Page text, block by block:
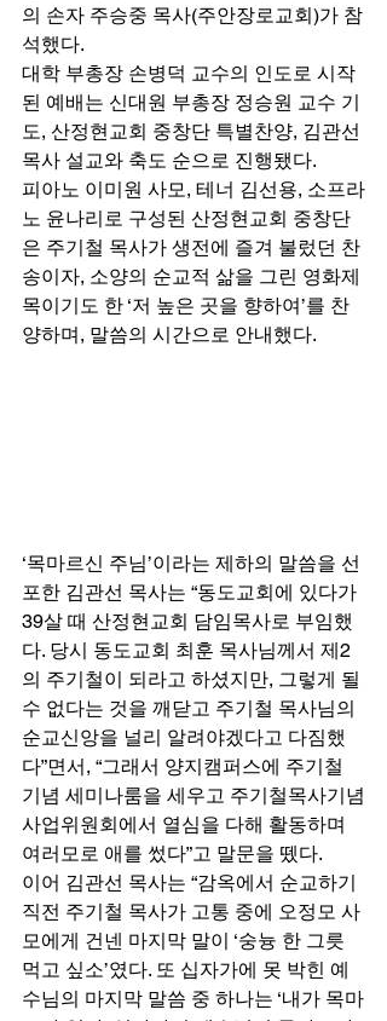
의 손자 주승중 목사(주안장로교회)가 참
석했다.
대학 부총장 손병덕 교수의 인도로 시작
된 예배는 신대원 부총장 정승원 교수 기
도, 산정현교회 중창단 특별찬양, 김관선
목사 설교와 축도 순으로 진행됐다.
피아노 이미원 사모, 테너 김선용, 소프라
노 윤나리로 구성된 산정현교회 중창단
은 주기철 목사가 생전에 즐겨 불렀던 찬
송이자, 소양의 순교적 삶을 그린 영화제
목이기도 한 ‘저 높은 곳을 향하여’를 찬
양하며, 말씀의 시간으로 안내했다.
‘목마르신 주님’이라는 제하의 말씀을 선
포한 김관선 목사는 “동도교회에 있다가
39살 때 산정현교회 담임목사로 부임했
다. 당시 동도교회 최훈 목사님께서 제2
의 주기철이 되라고 하셨지만, 그렇게 될
수 없다는 것을 깨닫고 주기철 목사님의
순교신앙을 널리 알려야겠다고 다짐했
다”면서, “그래서 양지캠퍼스에 주기철
기념 세미나룸을 세우고 주기철목사기념
사업위원회에서 열심을 다해 활동하며
여러모로 애를 썼다”고 말문을 뗐다.
이어 김관선 목사는 “감옥에서 순교하기
직전 주기철 목사가 고통 중에 오정모 사
모에게 건넨 마지막 말이 ‘숭늉 한 그릇
먹고 싶소’였다. 또 십자가에 못 박힌 예
수님의 마지막 말씀 중 하나는 ‘내가 목마